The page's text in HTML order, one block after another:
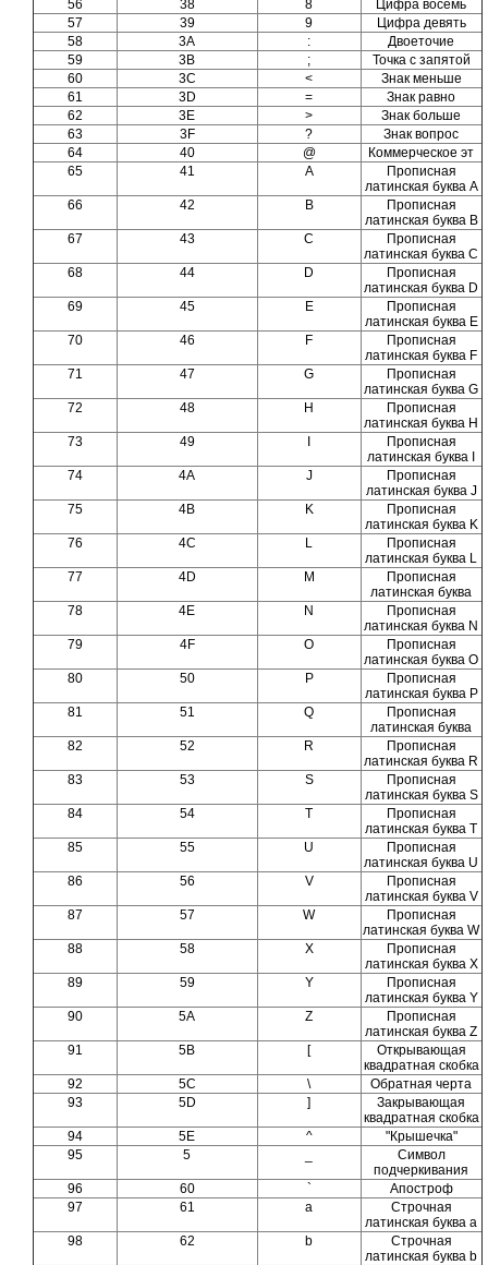
56 38 8
Цифра восемь
57
39 9
Цифра девять
58
3A :
Двоеточие
59
3B ;
Точка с запятой
60
3C <
Знак меньше
61
3D =
Знак равно
62
3E >
Знак больше
63
3F ?
Знак вопрос
64
40 @
Коммерческое эт
65
41 A
Прописная
латинская буква А
66
42 B
Прописная
латинская буква B
67
43 C
Прописная
латинская буква C
68
44 D
Прописная
латинская буква D
69
45 E
Прописная
латинская буква E
70
46 F
Прописная
латинская буква F
71
47 G
Прописная
латинская буква G
72
48 H
Прописная
латинская буква H
73
49 I
Прописная
латинская буква I
74
4A J
Прописная
латинская буква J
75
4B K
Прописная
латинская буква K
76
4C L
Прописная
латинская буква L
77
4D M
Прописная
латинская буква
78
4E N
Прописная
латинская буква N
79
4F O
Прописная
латинская буква O
80
50 P
Прописная
латинская буква P
81
51 Q
Прописная
латинская буква
82
52 R
Прописная
латинская буква R
83
53 S
Прописная
латинская буква S
84
54 T
Прописная
латинская буква T
85
55 U
Прописная
латинская буква U
86
56 V
Прописная
латинская буква V
87
57 W
Прописная
латинская буква W
88
58 X
Прописная
латинская буква X
89
59 Y
Прописная
латинская буква Y
90
5A Z
Прописная
латинская буква Z
91
5B [
Открывающая
квадратная скобка
92
5C \
Обратная черта
93
5D ]
Закрывающая
квадратная скобка
94
5E ^
"Крышечка"
95
5
Символ
подчеркивания
96
60 `
Апостроф
97
61 a
Строчная
латинская буква a
98
62 b
Строчная
латинская буква b